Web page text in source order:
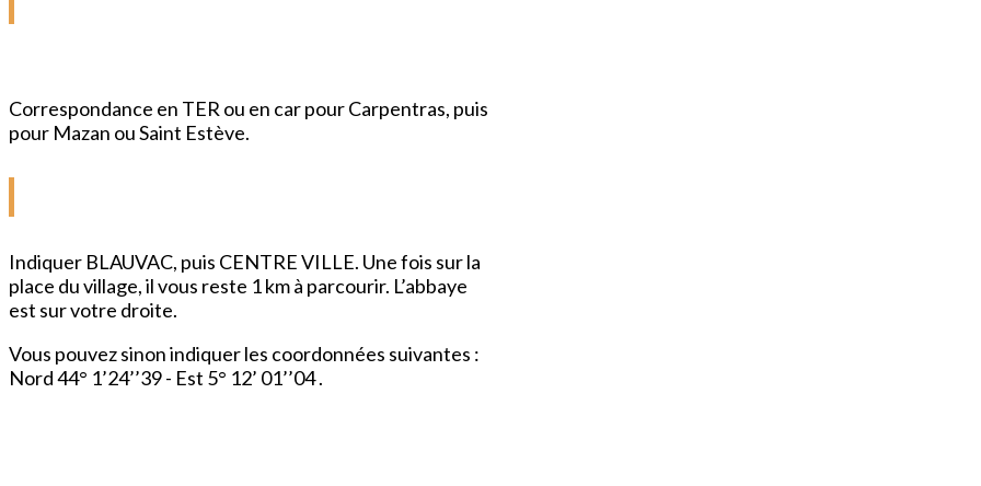
Correspondance en TER ou en car pour Carpentras, puis
pour Mazan ou Saint Estève.
Indiquer BLAUVAC, puis CENTRE VILLE. Une fois sur la
place du village, il vous reste 1 km à parcourir. L’abbaye
est sur votre droite.
Vous pouvez sinon indiquer les coordonnées suivantes :
Nord 44° 1’24’’39 - Est 5° 12’ 01’’04 .